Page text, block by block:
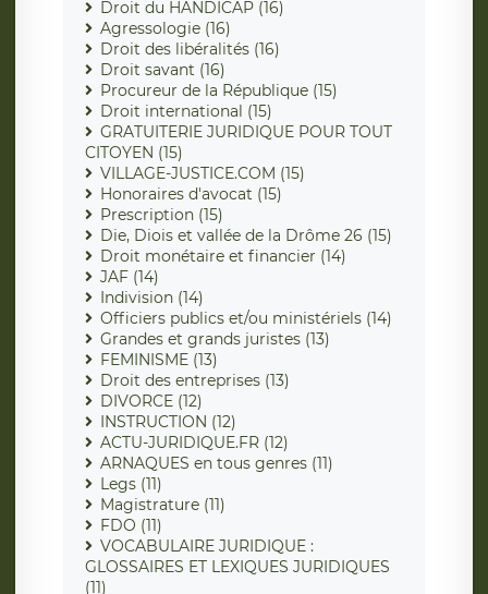
Droit du HANDICAP (16)
Agressologie (16)
Droit des libéralités (16)
Droit savant (16)
Procureur de la République (15)
Droit international (15)
GRATUITERIE JURIDIQUE POUR TOUT
CITOYEN (15)
VILLAGE-JUSTICE.COM (15)
Honoraires d'avocat (15)
Prescription (15)
Die, Diois et vallée de la Drôme 26 (15)
Droit monétaire et financier (14)
JAF (14)
Indivision (14)
Officiers publics et/ou ministériels (14)
Grandes et grands juristes (13)
FEMINISME (13)
Droit des entreprises (13)
DIVORCE (12)
INSTRUCTION (12)
ACTU-JURIDIQUE.FR (12)
ARNAQUES en tous genres (11)
Legs (11)
Magistrature (11)
FDO (11)
VOCABULAIRE JURIDIQUE :
GLOSSAIRES ET LEXIQUES JURIDIQUES
(11)